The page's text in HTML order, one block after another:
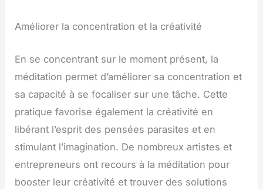
Améliorer la concentration et la créativité
En se concentrant sur le moment présent, la
méditation permet d’améliorer sa concentration et
sa capacité à se focaliser sur une tâche. Cette
pratique favorise également la créativité en
libérant l’esprit des pensées parasites et en
stimulant l’imagination. De nombreux artistes et
entrepreneurs ont recours à la méditation pour
booster leur créativité et trouver des solutions